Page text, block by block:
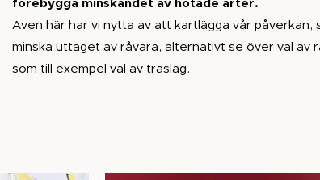
förebygga minskandet av hotade arter.
Även här har vi nytta av att kartlägga vår påverkan,
minska uttaget av råvara, alternativt se över val av
som till exempel val av träslag.